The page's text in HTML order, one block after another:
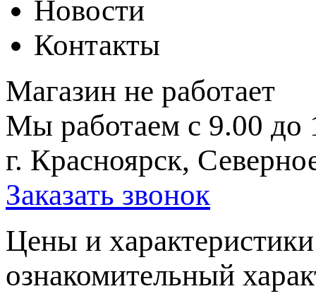
Новости
Контакты
Магазин не работает
Мы работаем с 9.00 до
г. Красноярск,
Заказать звонок
Цeны и
ознакомительный